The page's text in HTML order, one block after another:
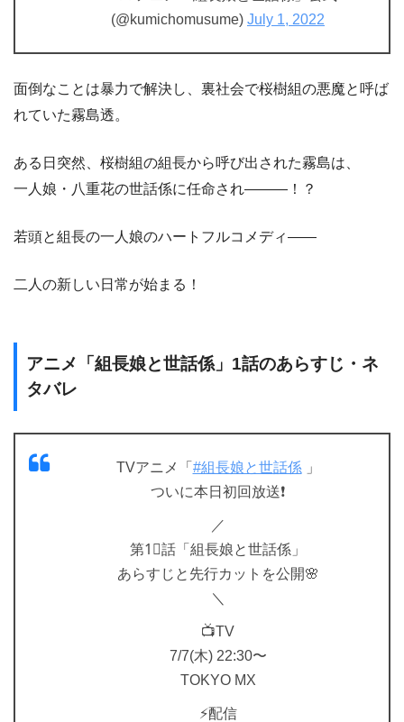
(@kumichomusume) July 1, 2022
面倒なことは暴力で解決し、裏社会で桜樹組の悪魔と呼ば
れていた霧島透。
ある日突然、桜樹組の組長から呼び出された霧島は、
一人娘・八重花の世話係に任命され―――！？
若頭と組長の一人娘のハートフルコメディ――
二人の新しい日常が始まる！
アニメ「組長娘と世話係」1話のあらすじ・ネ
タバレ
TVアニメ「 #組長娘と世話係」
ついに本日初回放送❗
／
第1⃣話「組長娘と世話係」
あらすじと先行カットを公開🌸
＼
📺TV
7/7(木) 22:30〜
TOKYO MX
⚡配信